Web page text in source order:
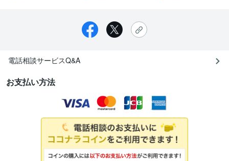
電話相談サービスQ&A
お支払い方法